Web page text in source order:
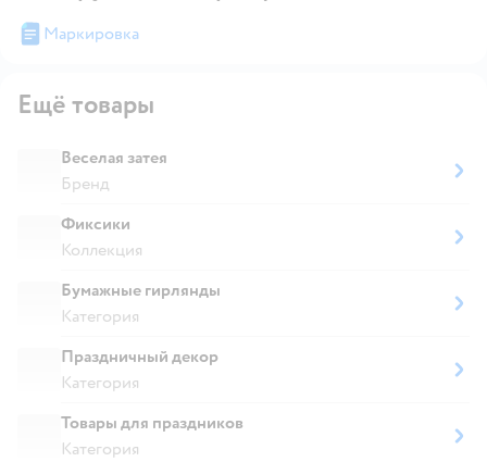
Маркировка
Ещё товары
Веселая затея
Бренд
Фиксики
Коллекция
Бумажные гирлянды
Категория
Праздничный декор
Категория
Товары для праздников
Категория